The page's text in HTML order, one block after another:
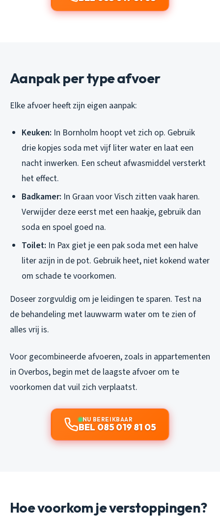
Aanpak per type afvoer
Elke afvoer heeft zijn eigen aanpak:
Keuken: In Bornholm hoopt vet zich op. Gebruik
drie kopjes soda met vijf liter water en laat een
nacht inwerken. Een scheut afwasmiddel versterkt
het effect.
Badkamer: In Graan voor Visch zitten vaak haren.
Verwijder deze eerst met een haakje, gebruik dan
soda en spoel goed na.
Toilet: In Pax giet je een pak soda met een halve
liter azijn in de pot. Gebruik heet, niet kokend water
om schade te voorkomen.
Doseer zorgvuldig om je leidingen te sparen. Test na
de behandeling met lauwwarm water om te zien of
alles vrij is.
Voor gecombineerde afvoeren, zoals in appartementen
in Overbos, begin met de laagste afvoer om te
voorkomen dat vuil zich verplaatst.
NU BEREIKBAAR
BEL 085 019 81 05
Hoe voorkom je verstoppingen?